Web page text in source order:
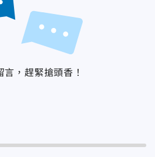
言，趕緊搶頭香！